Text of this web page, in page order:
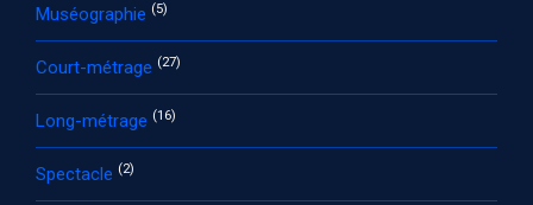
Muséographie (5)
Court-métrage (27)
Long-métrage (16)
Spectacle (2)